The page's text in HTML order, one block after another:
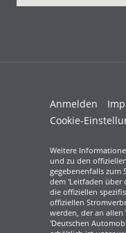
Anmelden
Cookie-
Weitere
und zu den
gegebenenfalls zum
dem 'Leitfaden über
die offiziellen
offiziellen
werden, der an
'Deutschen